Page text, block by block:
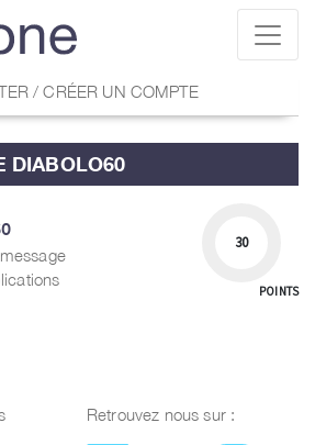
/ CRÉER UN COMPTE
DIABOLO60
30
POINTS
Retrouvez nous sur :